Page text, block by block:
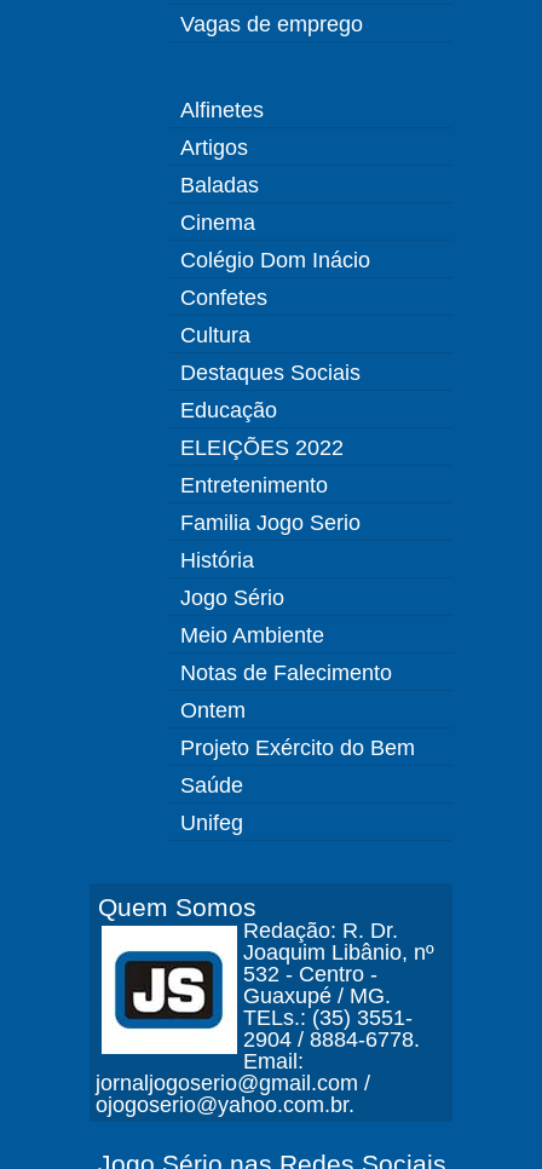
Vagas de emprego
Alfinetes
Artigos
Baladas
Cinema
Colégio Dom Inácio
Confetes
Cultura
Destaques Sociais
Educação
ELEIÇÕES 2022
Entretenimento
Familia Jogo Serio
História
Jogo Sério
Meio Ambiente
Notas de Falecimento
Ontem
Projeto Exército do Bem
Saúde
Unifeg
Quem Somos
Redação: R. Dr.
Joaquim Libânio, nº
532 - Centro -
Guaxupé / MG.
TELs.: (35) 3551-
2904 / 8884-6778.
Email:
jornaljogoserio@gmail.com /
ojogoserio@yahoo.com.br.